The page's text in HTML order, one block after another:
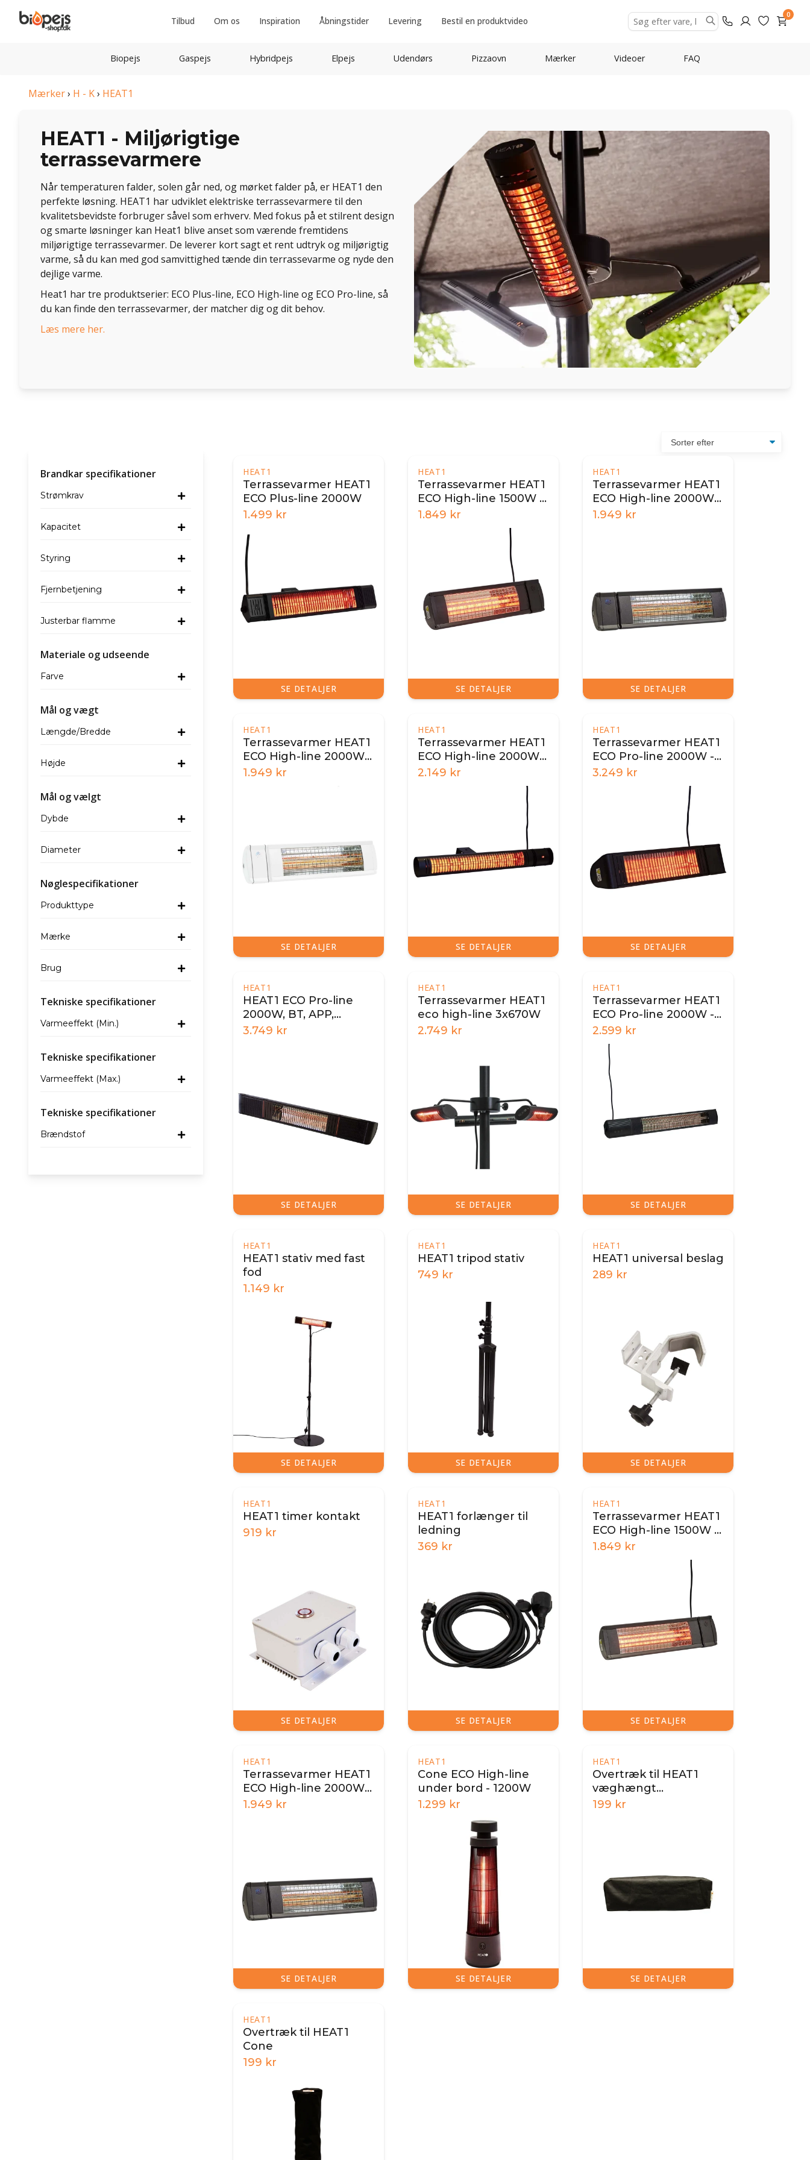
Tilbud Om os Inspiration Åbningstider Levering Bestil en produktvideo
0
Biopejs Gaspejs Hybridpejs Elpejs Udendørs Pizzaovn Mærker Videoer FAQ
Mærker› H - K› HEAT1
HEAT1 - Miljørigtige
terrassevarmere
Når temperaturen falder, solen går ned, og mørket falder på, er HEAT1 den
perfekte løsning. HEAT1 har udviklet elektriske terrassevarmere til den
kvalitetsbevidste forbruger såvel som erhverv. Med fokus på et stilrent design
og smarte løsninger kan Heat1 blive anset som værende fremtidens
miljørigtige terrassevarmer. De leverer kort sagt et rent udtryk og miljørigtig
varme, så du kan med god samvittighed tænde din terrassevarme og nyde den
dejlige varme.
Heat1 har tre produktserier: ECO Plus-line, ECO High-line og ECO Pro-line, så
du kan finde den terrassevarmer, der matcher dig og dit behov.
Læs mere her.
Brandkar specifikationer
Strømkrav
Kapacitet
Styring
Fjernbetjening
Justerbar flamme
Materiale og udseende
Farve
Mål og vægt
Længde/Bredde
Højde
Mål og vælgt
Dybde
Diameter
Nøglespecifikationer
Produkttype
Mærke
Brug
Tekniske specifikationer
Varmeeffekt (Min.)
Tekniske specifikationer
Varmeeffekt (Max.)
Tekniske specifikationer
Brændstof
HEAT1
Terrassevarmer HEAT1
ECO Plus-line 2000W
1.499 kr
SE DETALJER
HEAT1
Terrassevarmer HEAT1
ECO High-line 1500W -
Sort
1.849 kr
SE DETALJER
HEAT1
Terrassevarmer HEAT1
ECO High-line 2000W -
Antracit
1.949 kr
SE DETALJER
HEAT1
Terrassevarmer HEAT1
ECO High-line 2000W -
Hvid
1.949 kr
SE DETALJER
HEAT1
Terrassevarmer HEAT1
ECO High-line 2000W -
Sort
2.149 kr
SE DETALJER
HEAT1
Terrassevarmer HEAT1
ECO Pro-line 2000W -
Sort
3.249 kr
SE DETALJER
HEAT1
HEAT1 ECO Pro-line
2000W, BT, APP,
højtaler
3.749 kr
SE DETALJER
HEAT1
Terrassevarmer HEAT1
eco high-line 3x670W
2.749 kr
SE DETALJER
HEAT1
Terrassevarmer HEAT1
ECO Pro-line 2000W -
Sort
2.599 kr
SE DETALJER
HEAT1
HEAT1 stativ med fast
fod
1.149 kr
SE DETALJER
HEAT1
HEAT1 tripod stativ
749 kr
SE DETALJER
HEAT1
HEAT1 universal beslag
289 kr
SE DETALJER
HEAT1
HEAT1 timer kontakt
919 kr
SE DETALJER
HEAT1
HEAT1 forlænger til
ledning
369 kr
SE DETALJER
HEAT1
Terrassevarmer HEAT1
ECO High-line 1500W -
Antracit
1.849 kr
SE DETALJER
HEAT1
Terrassevarmer HEAT1
ECO High-line 2000W -
Sort
1.949 kr
SE DETALJER
HEAT1
Cone ECO High-line
under bord - 1200W
1.299 kr
SE DETALJER
HEAT1
Overtræk til HEAT1
væghængt
terrassevarmer
199 kr
SE DETALJER
HEAT1
Overtræk til HEAT1
Cone
199 kr